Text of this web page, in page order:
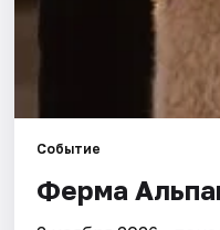
Событие
Ферма